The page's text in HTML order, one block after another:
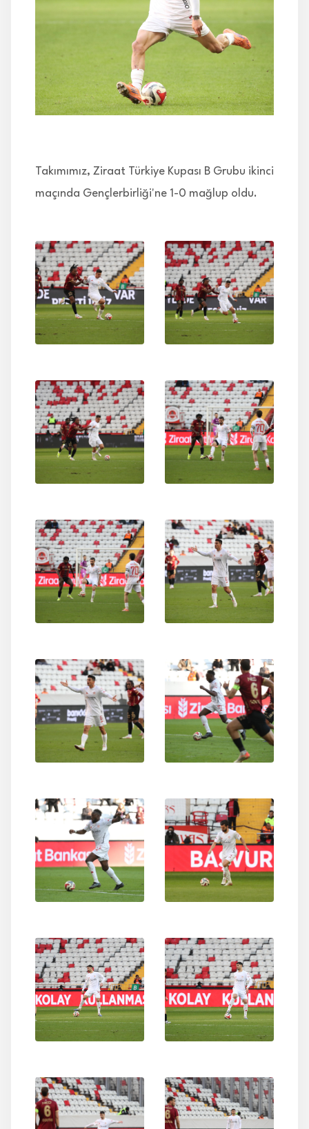
Takımımız, Ziraat Türkiye Kupası B Grubu ikinci
maçında Gençlerbirliği'ne 1-0 mağlup oldu.